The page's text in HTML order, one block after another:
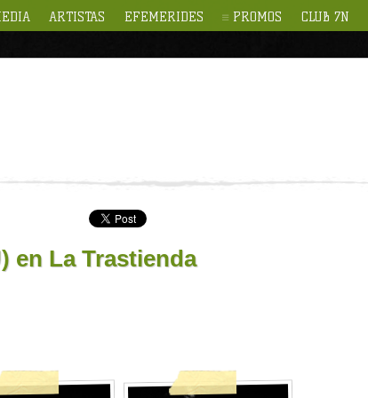
ARTISTAS EFEMERIDES PROMOS CLUB 7N
en La Trastienda